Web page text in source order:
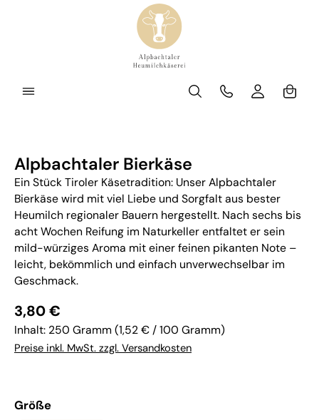
Zum Hauptinhalt springen
Alpbachtaler Bierkäse
Ein Stück Tiroler Käsetradition: Unser Alpbachtaler
Bierkäse wird mit viel Liebe und Sorgfalt aus bester
Heumilch regionaler Bauern hergestellt. Nach sechs bis
acht Wochen Reifung im Naturkeller entfaltet er sein
mild-würziges Aroma mit einer feinen pikanten Note –
leicht, bekömmlich und einfach unverwechselbar im
Geschmack.
Regulärer Preis:
3,80 €
Inhalt: 250 Gramm (1,52 € / 100 Gramm)
Preise inkl. MwSt. zzgl. Versandkosten
Größeauswählen